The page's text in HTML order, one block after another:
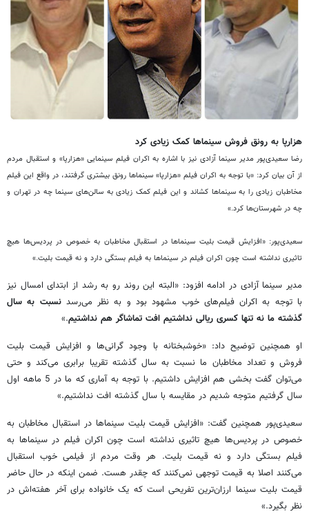
هزارپا به رونق فروش سینماها کمک زیادی کرد
رضا سعیدی‌پور مدیر سینما آزادی نیز با اشاره به اکران فیلم سینمایی «هزارپا» و استقبال مردم
از آن بیان کرد: «با توجه به اکران فیلم «هزارپا» سینماها رونق بیشتری گرفتند، در واقع این فیلم
مخاطبان زیادی را به سینماها کشاند و این فیلم کمک زیادی به سالن‌های سینما چه در تهران و
چه در شهرستان‌ها کرد.»
سعیدی‌پور: «افزایش قیمت بلیت سینماها در استقبال مخاطبان به خصوص در پردیس‌ها هیچ
تاثیری نداشته است چون اکران فیلم در سینماها به فیلم بستگی دارد و نه قیمت بلیت.»
مدیر سینما آزادی در ادامه افزود: «البته این روند رو به رشد از ابتدای امسال نیز
با توجه به اکران فیلم‌های خوب مشهود بود و به نظر می‌رسدنسبت به سال
گذشته ما نه تنها کسری ریالی نداشتیم افت تماشاگر هم نداشتیم.»
او همچنین توضیح داد: «خوشبختانه با وجود گرانی‌ها و افزایش قیمت بلیت
فروش و تعداد مخاطبان ما نسبت به سال گذشته تقریبا برابری می‌کند و حتی
می‌توان گفت بخشی هم افزایش داشتیم. با توجه به آماری که ما در 5 ماهه اول
سال گرفتیم متوجه شدیم در مقایسه با سال گذشته افت نداشتیم.»
سعیدی‌پور همچنین گفت: «افزایش قیمت بلیت سینماها در استقبال مخاطبان به
خصوص در پردیس‌ها هیچ تاثیری نداشته است چون اکران فیلم در سینماها به
فیلم بستگی دارد و نه قیمت بلیت. هر وقت مردم از فیلمی خوب استقبال
می‌کنند اصلا به قیمت توجهی نمی‌کنند که چقدر هست. ضمن اینکه در حال حاضر
قیمت بلیت سینما ارزان‌ترین تفریحی است که یک خانواده برای آخر هفته‌اش در
نظر بگیرد.»